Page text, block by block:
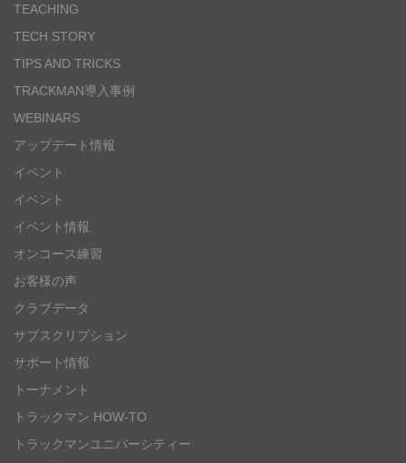
TEACHING
TECH STORY
TIPS AND TRICKS
TRACKMAN導入事例
WEBINARS
アップデート情報
イベント
イベント
イベント情報
オンコース練習
お客様の声
クラブデータ
サブスクリプション
サポート情報
トーナメント
トラックマン HOW-TO
トラックマンユニバーシティー